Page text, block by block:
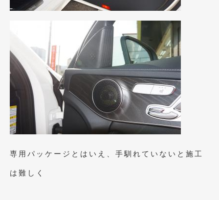
専用パッケージとはいえ、手馴れていないと施工
は難しく